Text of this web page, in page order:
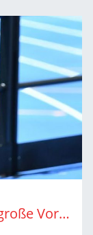
DM 2024 Braunschweig | Die große Vorschau auf die Entscheidungen der Männer